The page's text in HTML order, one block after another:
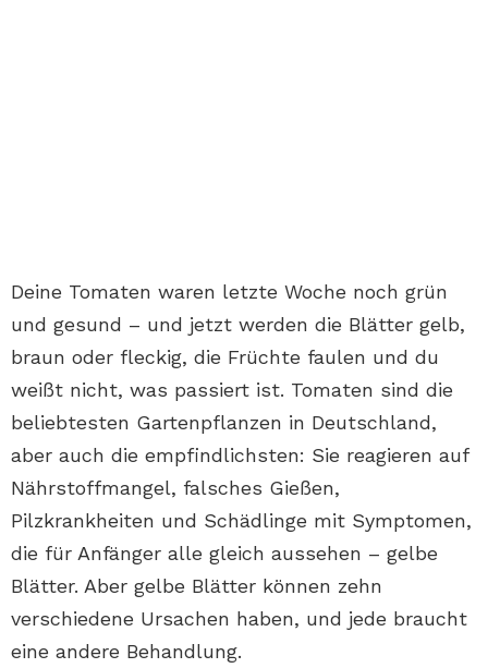
Deine Tomaten waren letzte Woche noch grün
und gesund – und jetzt werden die Blätter gelb,
braun oder fleckig, die Früchte faulen und du
weißt nicht, was passiert ist. Tomaten sind die
beliebtesten Gartenpflanzen in Deutschland,
aber auch die empfindlichsten: Sie reagieren auf
Nährstoffmangel, falsches Gießen,
Pilzkrankheiten und Schädlinge mit Symptomen,
die für Anfänger alle gleich aussehen – gelbe
Blätter. Aber gelbe Blätter können zehn
verschiedene Ursachen haben, und jede braucht
eine andere Behandlung.